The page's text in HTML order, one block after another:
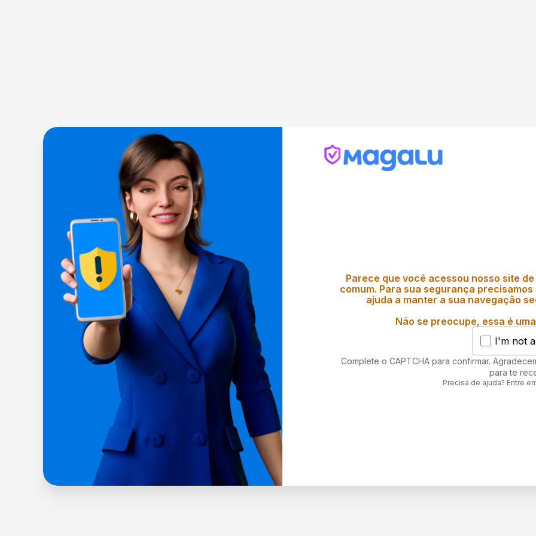
Parece que você acessou nosso site
comum. Para sua segurança
ajuda a manter a sua navegação
Não se preocupe, essa é
I'm not
Complete o CAPTCHA para confirmar.
para te
Precisa de ajuda? Entre